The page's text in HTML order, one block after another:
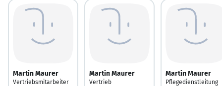
Martin Maurer
Vertriebsmitarbeiter
Martin Maurer
Vertrieb
Martin Maurer
Pflegedienstleitung